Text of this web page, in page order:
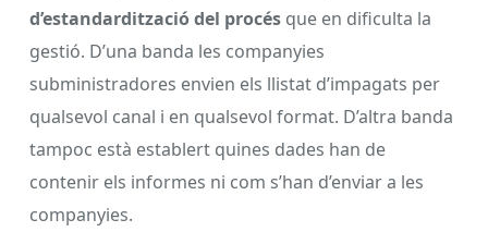
d’estandardització del procés que en dificulta la
gestió. D’una banda les companyies
subministradores envien els llistat d’impagats per
qualsevol canal i en qualsevol format. D’altra banda
tampoc està establert quines dades han de
contenir els informes ni com s’han d’enviar a les
companyies.